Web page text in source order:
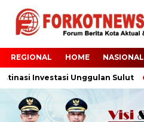
REGIONAL HOME NASIONAL
Investasi Unggulan Sulut